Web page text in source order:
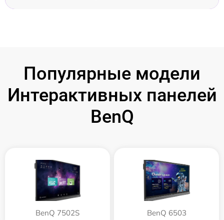
Популярные модели
Интерактивных панелей
BenQ
BenQ 7502S BenQ 6503